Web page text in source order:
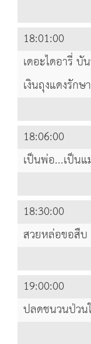
18:01:00
เดอะไดอารี่
เงินถุงแดงรัก
18:06:00
เป็นพ่อ...เป็น
18:30:00
สวยหล่อขอสืบ
19:00:00
ปลดชนวนป่วน